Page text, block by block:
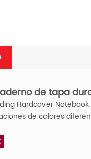
de tapa
Hardcover
de colores